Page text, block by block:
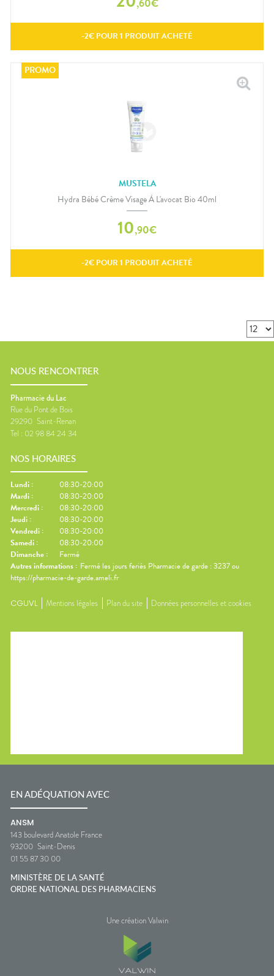
,60€
-2€ POUR 1 PRODUIT ACHETÉ
MUSTELA
Hydra Bébé Crème Visage À L'avocat Bio 40ml
10,90€
-2€ POUR 1 PRODUIT ACHETÉ
NOUS RENCONTRER
Pharmacie du Lac
Rue du Pont de Bois
29290 Saint-Renan
Tel : 02 98 84 24 34
NOS HORAIRES
Lundi :
08:30-20:00
Mardi :
08:30-20:00
Mercredi :
08:30-20:00
Jeudi :
08:30-20:00
Vendredi :
08:30-20:00
Samedi :
08:30-20:00
Dimanche :
Fermé
Autres informations : Fermé les jours feriés Pharmacie de garde : 3237 ou
https://pharmacie-de-garde.ameli.fr
CGUVL Mentions légales Plan du site Données personnelles et cookies
EN ADÉQUATION AVEC
ANSM
143 boulevard Anatole France
93200 Saint-Denis
01 55 87 30 00
MINISTÈRE DE LA SANTÉ
ORDRE NATIONAL DES PHARMACIENS
Une création Valwin